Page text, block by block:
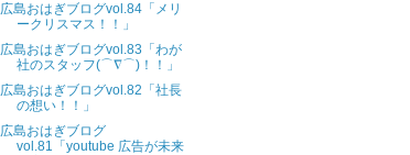
広島おはぎブログvol.84「メリ
ークリスマス！！」
広島おはぎブログvol.83「わが
社のスタッフ(⌒∇⌒)！！」
広島おはぎブログvol.82「社長
の想い！！」
広島おはぎブログ
vol.81「youtube 広告が未来